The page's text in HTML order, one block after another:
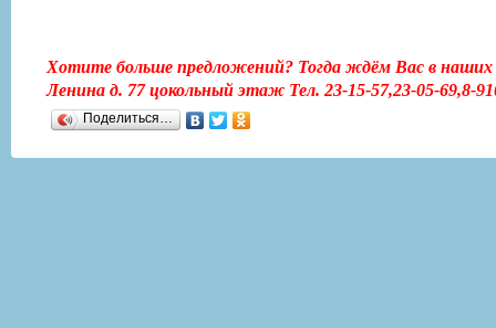
Хотите больше предложений? Тогда ждём Вас в
Ленина д. 77 цокольный этаж Тел. 23-15-57,23-05-69,8-
Поделиться…